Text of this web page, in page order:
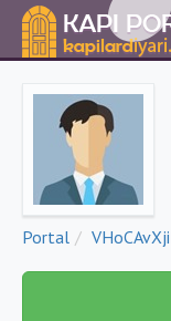
Portal